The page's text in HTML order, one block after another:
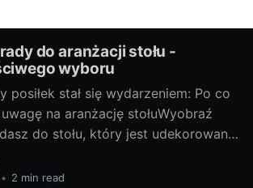
do aranżacji stołu -
wyboru
posiłek stał się wydarzeniem: Po co
na aranżację stołuWyobraź
do stołu, który jest udekorowany
Każda filiżanka, talerz i
na miejscu, tworząc piękną
• 2 min read